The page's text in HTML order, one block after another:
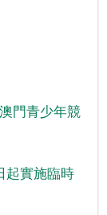
門青少年競
實施臨時